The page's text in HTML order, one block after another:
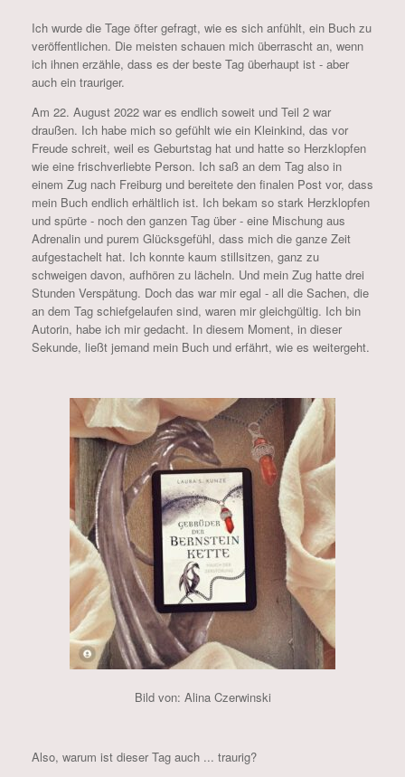
Ich wurde die Tage öfter gefragt, wie es sich anfühlt, ein Buch zu
veröffentlichen. Die meisten schauen mich überrascht an, wenn
ich ihnen erzähle, dass es der beste Tag überhaupt ist - aber
auch ein trauriger.
Am 22. August 2022 war es endlich soweit und Teil 2 war
draußen. Ich habe mich so gefühlt wie ein Kleinkind, das vor
Freude schreit, weil es Geburtstag hat und hatte so Herzklopfen
wie eine frischverliebte Person. Ich saß an dem Tag also in
einem Zug nach Freiburg und bereitete den finalen Post vor, dass
mein Buch endlich erhältlich ist. Ich bekam so stark Herzklopfen
und spürte - noch den ganzen Tag über - eine Mischung aus
Adrenalin und purem Glücksgefühl, dass mich die ganze Zeit
aufgestachelt hat. Ich konnte kaum stillsitzen, ganz zu
schweigen davon, aufhören zu lächeln. Und mein Zug hatte drei
Stunden Verspätung. Doch das war mir egal - all die Sachen, die
an dem Tag schiefgelaufen sind, waren mir gleichgültig. Ich bin
Autorin, habe ich mir gedacht. In diesem Moment, in dieser
Sekunde, ließt jemand mein Buch und erfährt, wie es weitergeht.
Bild von: Alina Czerwinski
Also, warum ist dieser Tag auch ... traurig?